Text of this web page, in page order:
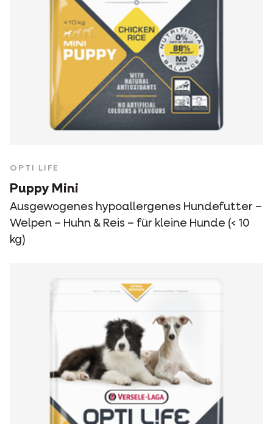
OPTI LIFE
Puppy Mini
Ausgewogenes hypoallergenes Hundefutter –
Welpen – Huhn & Reis – für kleine Hunde (< 10
kg)